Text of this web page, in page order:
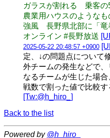
ガラスが割れる 乗客
農業用ハウスのような
強風 長野県北部に「竜
オンライン #長野放送
2025-05-22 20:48:57 +0900
定、↓の問題点について
外チームの発生などで
なるチームが生じた場
戦数で割った値で比較す
[Tw:@h_hiro_]
Back to the list
Powered by @h_hiro_